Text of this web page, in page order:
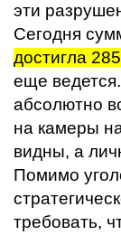
эти
Сегодня
достигла
еще
абсолютно
на камеры
видны, а
Помимо
требовать,